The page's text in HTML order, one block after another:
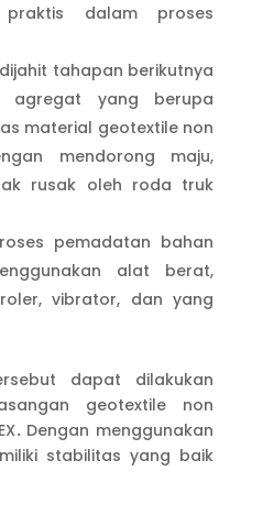
dalam proses
tahapan berikutnya
agregat yang berupa
material geotextile non
mendorong maju,
rusak oleh roda truk
pemadatan bahan
alat berat,
vibrator, dan yang
dapat dilakukan
geotextile non
.Dengan menggunakan
stabilitas yang baik